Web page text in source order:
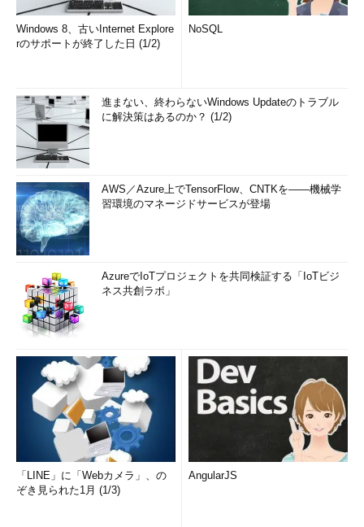
Windows 8、古いInternet Explore
rのサポートが終了した日 (1/2)
NoSQL
進まない、終わらないWindows Updateのトラブル
に解決策はあるのか？ (1/2)
AWS／Azure上でTensorFlow、CNTKを――機械学
習環境のマネージドサービスが登場
AzureでIoTプロジェクトを共同検証する「IoTビジ
ネス共創ラボ」
「LINE」に「Webカメラ」、の
ぞき見られた1月 (1/3)
AngularJS